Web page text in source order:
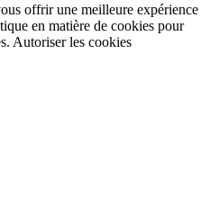
offrir une meilleure expérience
en matière de cookies pour
Autoriser les cookies